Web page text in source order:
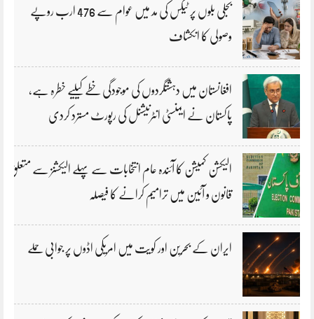
بجلی بلوں پر ٹیکس کی مد میں عوام سے 476 ارب روپے
وصولی کا انکشاف
افغانستان میں دہشتگردوں کی موجودگی خطے کیلیے خطرہ ہے،
پاکستان نے ایمنسٹی انٹرنیشنل کی رپورٹ مسترد کردی
الیکشن کمیشن کا آئندہ عام انتخابات سے پہلے الیکشنز سے متعلق
قانون و آئین میں ترامیم کرانے کا فیصلہ
ایران کے بحرین اور کویت میں امریکی اڈوں پر جوابی حملے